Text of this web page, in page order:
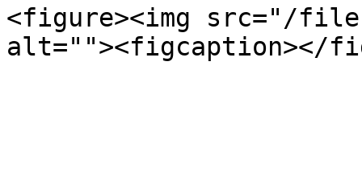
<figure><img src="/files/